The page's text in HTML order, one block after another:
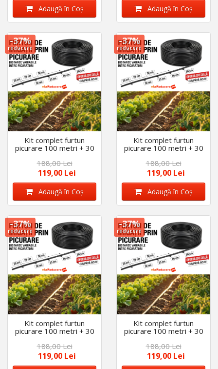
Adaugă în Coş Adaugă în Coş
-37%
reducere
Kit complet furtun
picurare 100 metri + 30
picuratori 40 cm,
diametru 16 mm
188,00 Lei
119,00 Lei
Adaugă în Coş
-37%
reducere
Kit complet furtun
picurare 100 metri + 30
picuratori 50 cm,
diametru 16 mm
188,00 Lei
119,00 Lei
Adaugă în Coş
-37%
reducere
Kit complet furtun
picurare 100 metri + 30
picuratori 30 cm,
diametru 16 mm
188,00 Lei
119,00 Lei
-37%
reducere
Kit complet furtun
picurare 100 metri + 30
picuratori 33 cm,
diametru 16 mm
188,00 Lei
119,00 Lei